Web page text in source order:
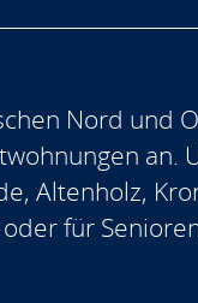
Nord
an.
Altenholz,
oder für